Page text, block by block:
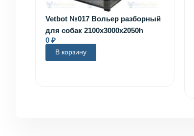
Vetbot №017 Вольер разборный
для собак 2100х3000х2050h
0 ₽
В корзину